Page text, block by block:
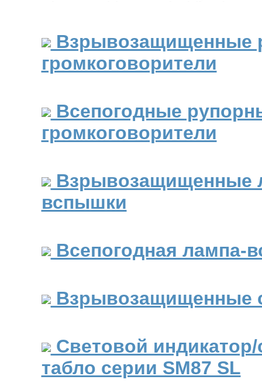
Взрывозащищенные
громкоговорители
Всепогодные
громкоговорители
Взрывозащищенные
вспышки
Всепогодная лампа-
Взрывозащищенные
Световой индикатор/
табло серии SM87 SL